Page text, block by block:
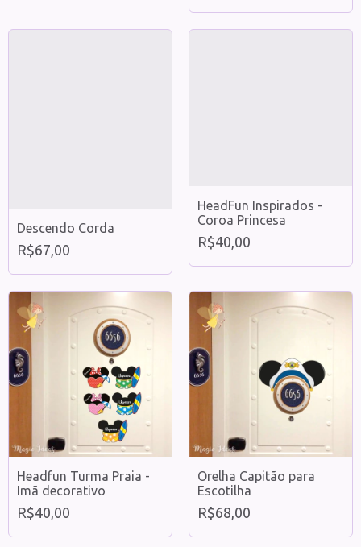
Descendo Corda
R$67,00
HeadFun Inspirados -
Coroa Princesa
R$40,00
Headfun Turma Praia -
Imã decorativo
R$40,00
Orelha Capitão para
Escotilha
R$68,00